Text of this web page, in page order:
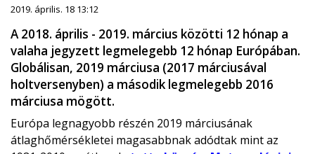
2019. április. 18 13:12
A 2018. április - 2019. március közötti 12 hónap a
valaha jegyzett legmelegebb 12 hónap Európában.
Globálisan, 2019 márciusa (2017 márciusával
holtversenyben) a második legmelegebb 2016
márciusa mögött.
Európa legnagyobb részén 2019 márciusának
átlaghőmérsékletei magasabbnak adódtak mint az